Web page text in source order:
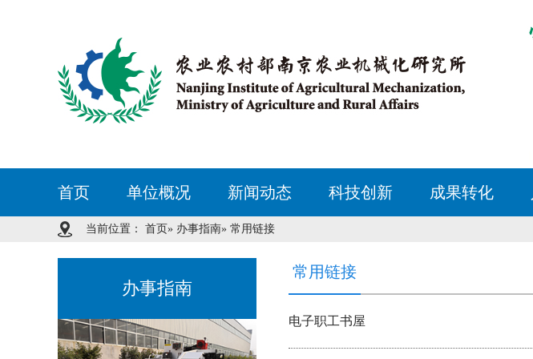
首页 单位概况 新闻动态 科技创新 成果转化
当前位置： 首页» 办事指南» 常用链接
办事指南
常用链接
电子职工书屋